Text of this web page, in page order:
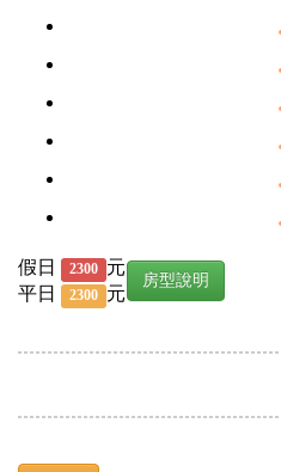
假日 2300 元
平日
2300 元
房型說明